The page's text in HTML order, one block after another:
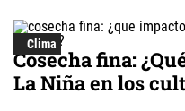
Clima
Cosecha fina:
La Niña en los